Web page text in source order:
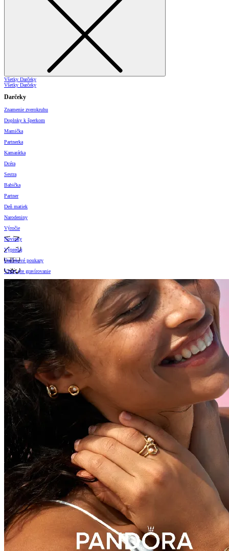
Všetky Darčeky
Všetky Darčeky
Darčeky
Znamenie zverokruhu
Doplnky k šperkom
Mamička
Partnerka
Kamarátka
Dcéra
Sestra
Babička
Partner
Deň matiek
Narodeniny
Výročie
Novinky
Výpredaj
Darčekové poukazy
Vzory pre gravírovanie